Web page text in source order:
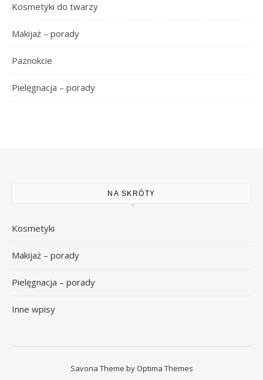
Kosmetyki do twarzy
Makijaż – porady
Paznokcie
Pielęgnacja – porady
NA SKRÓTY
Kosmetyki
Makijaż – porady
Pielęgnacja – porady
Inne wpisy
Savona Theme by Optima Themes